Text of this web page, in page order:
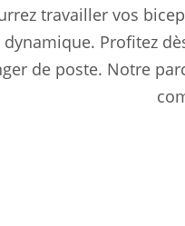
travailler vos
Profitez
de poste. Notre